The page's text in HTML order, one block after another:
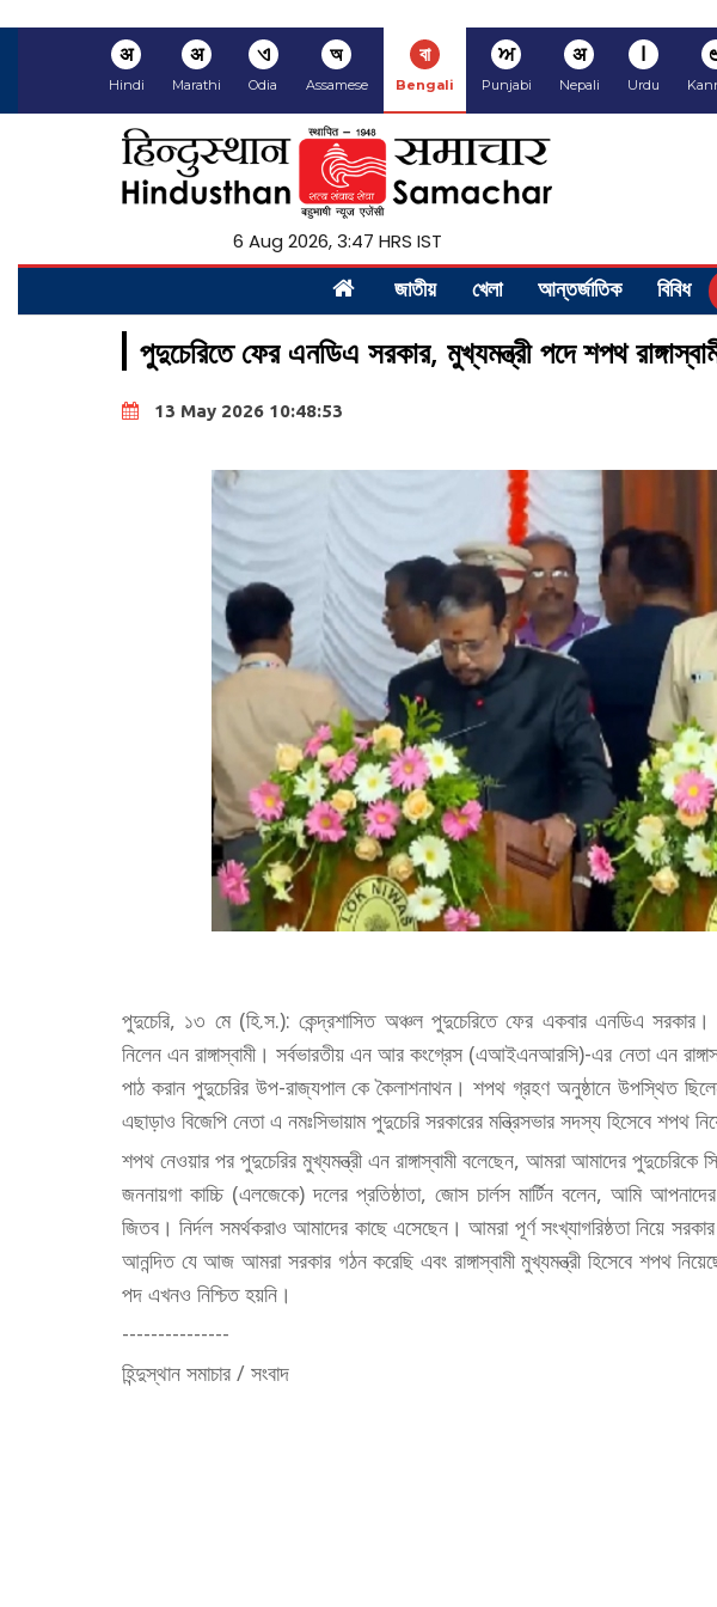
अ
Hindi
अ
Marathi
ଏ
Odia
অ
Assamese
বা
Bengali
ਅ
Punjabi
अ
Nepali
ا
Urdu
6 Aug 2026, 3:47 HRS IST
জাতীয় খেলা আন্তর্জাতিক বিবিধ
পুদুচেরিতে ফের এনডিএ সরকার, মুখ্যমন্ত্রী পদে শপথ
13 May 2026 10:48:53
পুদুচেরি, ১৩ মে (হি.স.): কেন্দ্রশাসিত অঞ্চল পুদুচেরিতে ফের একবার এনডিএ সরকার।
নিলেন এন রাঙ্গাস্বামী। সর্বভারতীয় এন আর কংগ্রেস (এআইএনআরসি)-এর নেতা এন
পাঠ করান পুদুচেরির উপ-রাজ্যপাল কে কৈলাশনাথন। শপথ গ্রহণ অনুষ্ঠানে উপস্থিত
এছাড়াও বিজেপি নেতা এ নমঃসিভায়াম পুদুচেরি সরকারের মন্ত্রিসভার সদস্য হিসেবে শপথ
শপথ নেওয়ার পর পুদুচেরির মুখ্যমন্ত্রী এন রাঙ্গাস্বামী বলেছেন, আমরা আমাদের
জননায়গা কাচ্চি (এলজেকে) দলের প্রতিষ্ঠাতা, জোস চার্লস মার্টিন বলেন, আমি
জিতব। নির্দল সমর্থকরাও আমাদের কাছে এসেছেন। আমরা পূর্ণ সংখ্যাগরিষ্ঠতা নিয়ে
আনন্দিত যে আজ আমরা সরকার গঠন করেছি এবং রাঙ্গাস্বামী মুখ্যমন্ত্রী হিসেবে শপথ
পদ এখনও নিশ্চিত হয়নি।
---------------
হিন্দুস্থান সমাচার / সংবাদ